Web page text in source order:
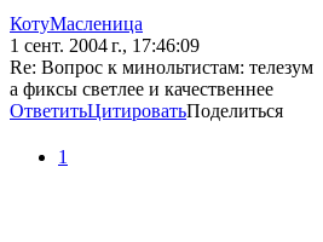
КотуМасленица
1 сент. 2004 г., 17:46:09
Re: Вопрос к минольтистам: телезум
а фиксы светлее и качественнее
ОтветитьЦитироватьПоделиться
1